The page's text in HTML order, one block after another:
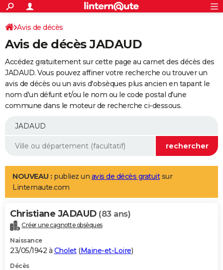
ACTUALITÉS
Politique
Société
Faits Divers
Education
Monde
Villes
+
SPORT
Coupe du monde 2026
Football
Tennis
Cyclisme
Rugby
Forum
Programme TV
TNT
Streaming
Cinéma
Sorties cinéma
Musique
+
FINANCE
Retraite
Epargne
Immobilier
Risques naturels par ville
Banque
Assurance
AUTO
Essais
Réserver un essai
Citadines
Berlines
SUV
Forum auto
+
Mobiles
Meilleur smartphone
Internet
Ordinateurs
Jeux vidéo
Guide high-tech
Aménagement intérieur
LIFESTYLE
Art de vivre
Bien-être
Loisirs
Mode
Modes de vie
Alimentation
Guide de la santé
Maladies
Médicaments
Sommeil
VOYAGE
Destinations
City break
Voyage nature
Voyage de noces
Forum
Climat
+PHOTO
GUIDES D'ACHAT
Avis de décès
Avis de décès JADAUD
Accédez gratuitement sur cette page au carnet des décès des
JADAUD. Vous pouvez affiner votre recherche ou trouver un
avis de décès ou un avis d'obsèques plus ancien en tapant le
nom d'un défunt et/ou le nom ou le code postal d'une
commune dans le moteur de recherche ci-dessous.
NOUVEAU : publiez un avis de décès gratuitsur
Linternaute.com
Christiane JADAUD (83 ans)
Créer une cagnotte obsèques
Naissance
23/05/1942 à Cholet(Maine-et-Loire)
Décès